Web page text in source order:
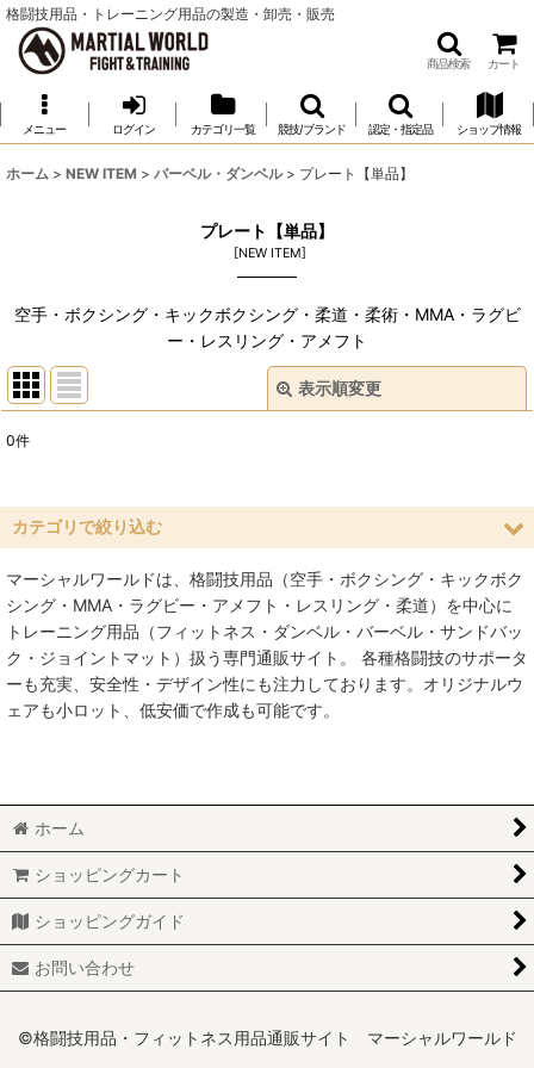
格闘技用品・トレーニング用品の製造・卸売・販売
商品検索 カート
メニュー ログイン カテゴリ一覧 競技/ブランド 認定・指定品 ショップ情報
ホーム > NEW ITEM > バーベル・ダンベル > プレート【単品】
プレート【単品】
[NEW ITEM]
空手・ボクシング・キックボクシング・柔道・柔術・MMA・ラグビ
ー・レスリング・アメフト
表示順変更
並び順 :
絞り込む
0件
カテゴリで絞り込む
バーベル・ダンベル (全商品)
セット
シャフト
トレーニングギア
ケトルベル
マーシャルワールドは、格闘技用品（空手・ボクシング・キックボク
シング・MMA・ラグビー・アメフト・レスリング・柔道）を中心に
トレーニング用品（フィットネス・ダンベル・バーベル・サンドバッ
ク・ジョイントマット）扱う専門通販サイト。 各種格闘技のサポータ
ーも充実、安全性・デザイン性にも注力しております。オリジナルウ
ェアも小ロット、低安価で作成も可能です。
ホーム
ショッピングカート
ショッピングガイド
お問い合わせ
©格闘技用品・フィットネス用品通販サイト マーシャルワールド